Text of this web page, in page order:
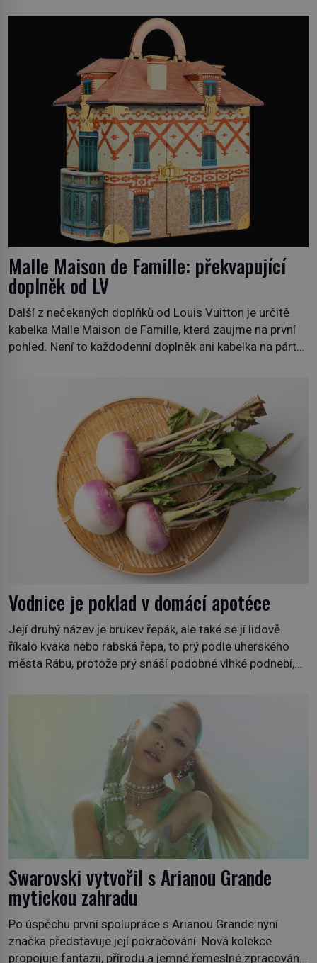
klidného ptáčka, který většinu dne jen posedává. Hodně
času tráví na zemi, kde sbírá zbytky semínek Jeho
domovinou je prakticky celá Austrálie s výjimkou
pobřežní oblasti. […]
Malle Maison de Famille: překvapující
doplněk od LV
Další z nečekaných doplňků od Louis Vuitton je určitě
kabelka Malle Maison de Famille, která zaujme na první
pohled. Není to každodenní doplněk ani kabelka na párty,
adrese 18 Rue Louis Vuitton, které bylo postaveno v
roce 1869. […]
Vodnice je poklad v domácí apotéce
Její druhý název je brukev řepák, ale také se jí lidově
říkalo kvaka nebo rabská řepa, to prý podle uherského
města Rábu, protože prý snáší podobné vlhké podnebí,
někdy i v obchodech. Její bulvy jsou bílé, nahoře někdy
Swarovski vytvořil s Arianou Grande
mytickou zahradu
Po úspěchu první spolupráce s Arianou Grande nyní
značka představuje její pokračování. Nová kolekce
propojuje fantazii, přírodu a jemné řemeslné zpracování